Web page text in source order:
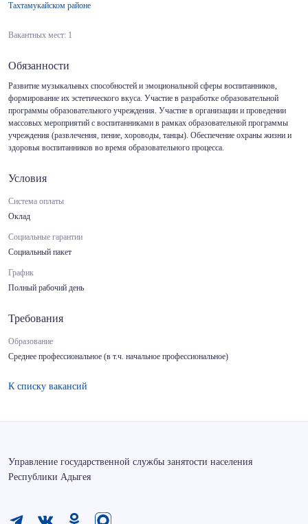
Тахтамукайском районе
Вакантных мест: 1
Обязанности
Развитие музыкальных способностей и эмоциональной сферы воспитанников,
формирование их эстетического вкуса. Участие в разработке образовательной
программы образовательного учреждения. Участие в организации и проведении
массовых мероприятий с воспитанниками в рамках образовательной программы
учреждения (развлечения, пение, хороводы, танцы). Обеспечение охраны жизни и
здоровья воспитанников во время образовательного процесса.
Условия
Система оплаты
Оклад
Социальные гарантии
Социальный пакет
График
Полный рабочий день
Требования
Образование
Среднее профессиональное (в т.ч. начальное профессиональное)
К списку вакансий
Управление государственной службы занятости населения
Республики Адыгея